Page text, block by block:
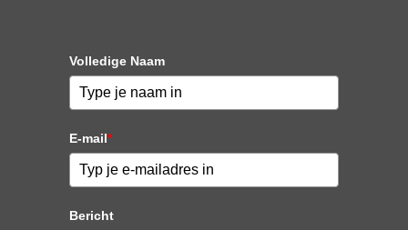
Volledige Naam
E-mail*
Bericht